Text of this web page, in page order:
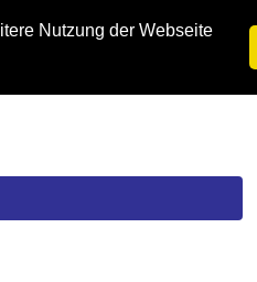
Nutzung der Webseite